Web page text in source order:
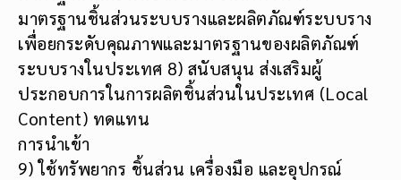
มาตรฐานชิ้นส่วนระบบรางและผลิตภัณฑ์ระบบราง
เพื่อยกระดับคุณภาพและมาตรฐานของผลิตภัณฑ์
ระบบรางในประเทศ 8) สนับสนุน ส่งเสริมผู้
ประกอบการในการผลิตชิ้นส่วนในประเทศ (Local
Content) ทดแทน
การนำเข้า
9) ใช้ทรัพยากร ชิ้นส่วน เครื่องมือ และอุปกรณ์